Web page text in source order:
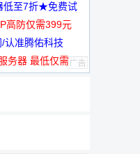
低至7折★免费试
高防仅需399元
认准腾佑科技
务器 最低仅需